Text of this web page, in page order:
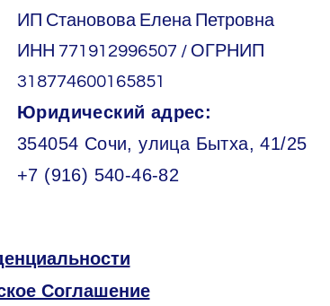
ИП Становова Елена Петровна
ИНН 771912996507 / ОГРНИП
318774600165851
Юридический адрес:
354054 Сочи, улица Бытха, 41/25
+7 (916) 540-46-82
Соглашение